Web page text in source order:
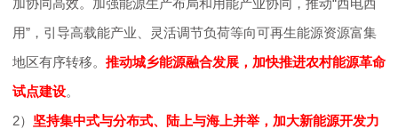
国
际
合
加协同高效。加强能源生产布局和用能产业协同，推动“西电西
用”，引导高载能产业、灵活调节负荷等向可再生能源资源富集
地区有序转移。 推动城乡能源融合发展，加快推进农村能源革命
试点建设。
2） 坚持集中式与分布式、陆上与海上并举，加大新能源开发力